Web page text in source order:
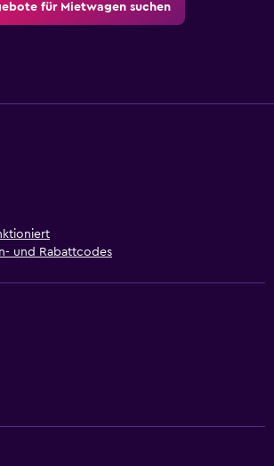
für Mietwagen suchen
und Rabattcodes